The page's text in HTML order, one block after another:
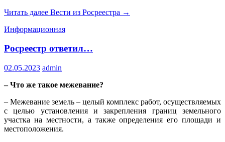
Читать далее Вести из Росреестра →
Информационная
Росреестр ответил…
02.05.2023 admin
– Что же такое межевание?
– Межевание земель – целый комплекс работ, осуществляемых
с целью установления и закрепления границ земельного
участка на местности, а также определения его площади и
местоположения.